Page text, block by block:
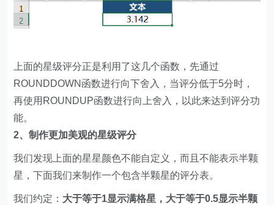
上面的星级评分正是利用了这几个函数，先通过
ROUNDDOWN函数进行向下舍入，当评分低于5分时，
再使用ROUNDUP函数进行向上舍入，以此来达到评分功
能。
2、制作更加美观的星级评分
我们发现上面的星星颜色不能自定义，而且不能表示半颗
星，下面我们来制作一个包含半颗星的评分表。
我们约定： 大于等于1显示满格星，大于等于0.5显示半颗